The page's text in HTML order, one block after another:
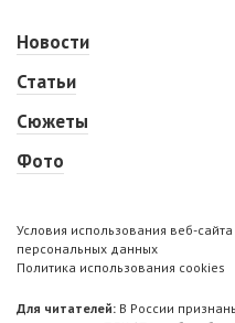
Новости
Статьи
Сюжеты
Фото
Условия использования веб-
персональных данных
Политика использования cookies
Для читателей: В России